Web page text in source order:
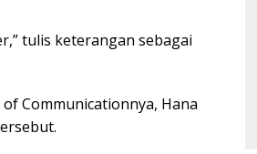
tulis keterangan sebagai
Communicationnya, Hana